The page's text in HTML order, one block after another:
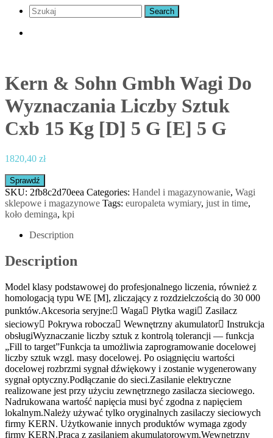
Kern & Sohn Gmbh Wagi Do
Wyznaczania Liczby Sztuk
Cxb 15 Kg [D] 5 G [E] 5 G
1820,40 zł
Sprawdź
SKU: 2fb8c2d70eea Categories: Handel i magazynowanie, Wagi
sklepowe i magazynowe Tags: europaleta wymiary, just in time,
koło deminga, kpi
Description
Description
Model klasy podstawowej do profesjonalnego liczenia, również z
homologacją typu WE [M], zliczający z rozdzielczością do 30 000
punktów.Akcesoria seryjne: Waga Płytka wagi Zasilacz
sieciowy Pokrywa robocza Wewnętrzny akumulator Instrukcja
obsługiWyznaczanie liczby sztuk z kontrolą tolerancji — funkcja
„Fill to target”Funkcja ta umożliwia zaprogramowanie docelowej
liczby sztuk wzgl. masy docelowej. Po osiągnięciu wartości
docelowej rozbrzmi sygnał dźwiękowy i zostanie wygenerowany
sygnał optyczny.Podłączanie do sieci.Zasilanie elektryczne
realizowane jest przy użyciu zewnętrznego zasilacza sieciowego.
Nadrukowana wartość napięcia musi być zgodna z napięciem
lokalnym.Należy używać tylko oryginalnych zasilaczy sieciowych
firmy KERN. Użytkowanie innych produktów wymaga zgody
firmy KERN.Praca z zasilaniem akumulatorowym.Wewnętrzny